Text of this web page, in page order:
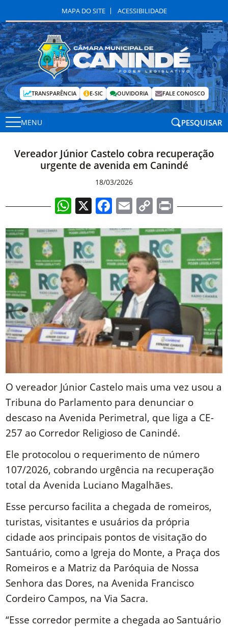
MAPA DO SITE ACESSIBILIDADE
TRANSPARÊNCIA E-SIC OUVIDORIA FALE CONOSCO
MENU PESQUISAR
Vereador Júnior Castelo cobra recuperação
urgente de avenida em Canindé
18/03/2026
WhatsApp
X Facebook
EmailCopyPrint
O vereador Júnior Castelo mais uma vez usou a
Tribuna do Parlamento para denunciar o
descaso na Avenida Perimetral, que liga a CE-
257 ao Corredor Religioso de Canindé.
Ele protocolou o requerimento de número
107/2026, cobrando urgência na recuperação
total da Avenida Luciano Magalhães.
Esse percurso facilita a chegada de romeiros,
turistas, visitantes e usuários da própria
cidade aos principais pontos de visitação do
Santuário, como a Igreja do Monte, a Praça dos
Romeiros e a Matriz da Paróquia de Nossa
Senhora das Dores, na Avenida Francisco
Cordeiro Campos, na Via Sacra.
“Esse corredor permite a chegada ao Santuário